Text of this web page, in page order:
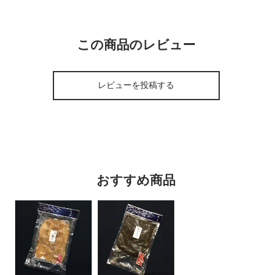
この商品のレビュー
レビューを投稿する
おすすめ商品